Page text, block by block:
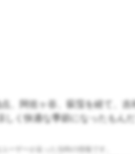
、阿佐ヶ谷、荻窪を経て、吉
く快適な季節になったもんだ
ーザーが走った当時の情報です。